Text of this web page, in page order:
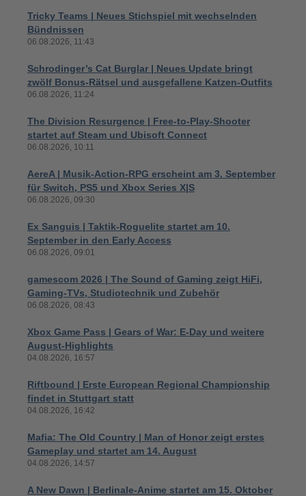
Tricky Teams | Neues Stichspiel mit wechselnden
Bündnissen
06.08.2026, 11:43
Schrodinger’s Cat Burglar | Neues Update bringt
zwölf Bonus-Rätsel und ausgefallene Katzen-Outfits
06.08.2026, 11:24
The Division Resurgence | Free-to-Play-Shooter
startet auf Steam und Ubisoft Connect
06.08.2026, 10:11
AereA | Musik-Action-RPG erscheint am 3. September
für Switch, PS5 und Xbox Series X|S
06.08.2026, 09:30
Ex Sanguis | Taktik-Roguelite startet am 10.
September in den Early Access
06.08.2026, 09:01
gamescom 2026 | The Sound of Gaming zeigt HiFi,
Gaming-TVs, Studiotechnik und Zubehör
06.08.2026, 08:43
Xbox Game Pass | Gears of War: E-Day und weitere
August-Highlights
04.08.2026, 16:57
Riftbound | Erste European Regional Championship
findet in Stuttgart statt
04.08.2026, 16:42
Mafia: The Old Country | Man of Honor zeigt erstes
Gameplay und startet am 14. August
04.08.2026, 14:57
A New Dawn | Berlinale-Anime startet am 15. Oktober